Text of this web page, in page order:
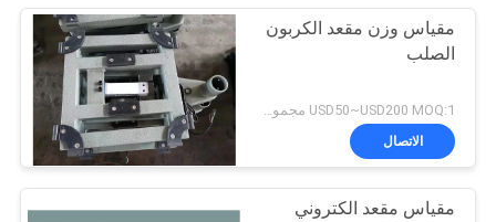
مقياس وزن مقعد الكربون
الصلب
الاتصال
مقياس مقعد الكتروني